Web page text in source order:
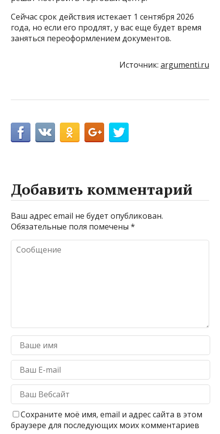
Сейчас срок действия истекает 1 сентября 2026
года, но если его продлят, у вас еще будет время
заняться переоформлением документов.
Источник: argumenti.ru
Добавить комментарий
Ваш адрес email не будет опубликован.
Обязательные поля помечены*
Сохраните моё имя, email и адрес сайта в этом
браузере для последующих моих комментариев